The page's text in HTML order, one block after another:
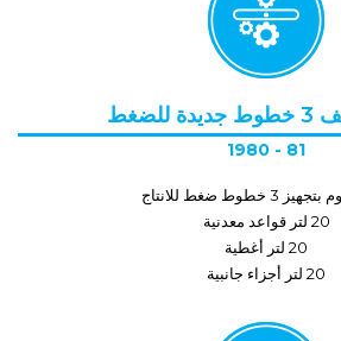
1980 - 81
خطوط ضغط للانتاج
20 لتر قواعد معدنية
20 لتر أغطية
20 لتر أجزاء جانبية